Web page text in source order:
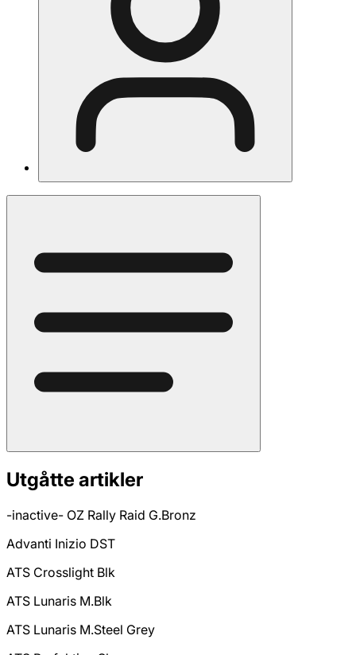
Utgåtte artikler
-inactive- OZ Rally Raid G.Bronz
Advanti Inizio DST
ATS Crosslight Blk
ATS Lunaris M.Blk
ATS Lunaris M.Steel Grey